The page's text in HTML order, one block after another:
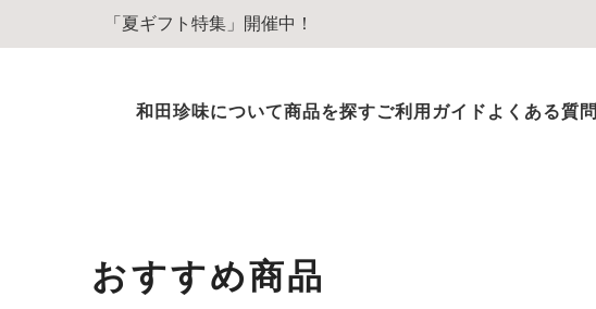
「夏ギフト特集」開催中！
和田珍味について商品を探す
ふぐ一夜干
ご利用ガイド よくある質問
おすすめ商品